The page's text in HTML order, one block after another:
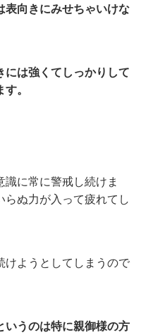
表向きにみせちゃいけな
には強くてしっかりして
。
に常に警戒し続けま
ぬ力が入って疲れてし
けようとしてしまうので
いうのは特に親御様の方